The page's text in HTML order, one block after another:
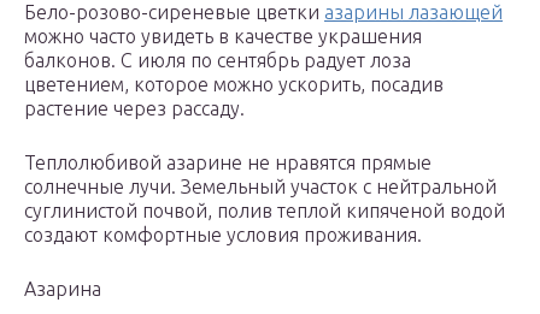
Бело-розово-сиреневые цветки азарины лазающей
можно часто увидеть в качестве украшения
балконов. С июля по сентябрь радует лоза
цветением, которое можно ускорить, посадив
растение через рассаду.
Теплолюбивой азарине не нравятся прямые
солнечные лучи. Земельный участок с нейтральной
суглинистой почвой, полив теплой кипяченой водой
создают комфортные условия проживания.
Азарина